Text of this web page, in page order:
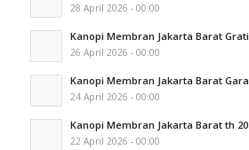
28 April 2026 - 00:00
Kanopi Membran Jakarta Barat
26 April 2026 - 00:00
Kanopi Membran Jakarta Barat
24 April 2026 - 00:00
Kanopi Membran Jakarta Barat th
22 April 2026 - 00:00